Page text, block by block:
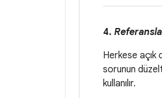
4.
Herkese açık
sorunun
kullanılır.